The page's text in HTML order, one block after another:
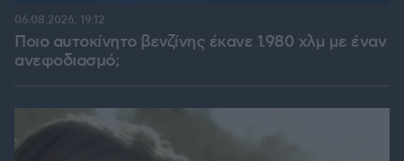
Ποιο αυτοκίνητο βενζίνης έκανε 1.980 χλμ με έναν
ανεφοδιασμό;
06.08.2026, 19:12